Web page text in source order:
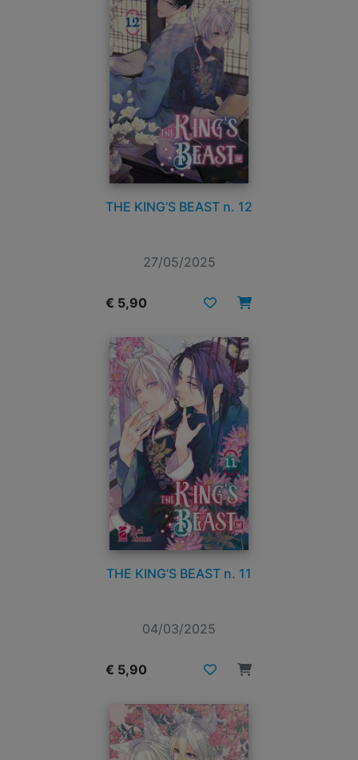
THE KING’S BEAST n. 12
27/05/2025
€ 5,90
THE KING’S BEAST n. 11
04/03/2025
€ 5,90